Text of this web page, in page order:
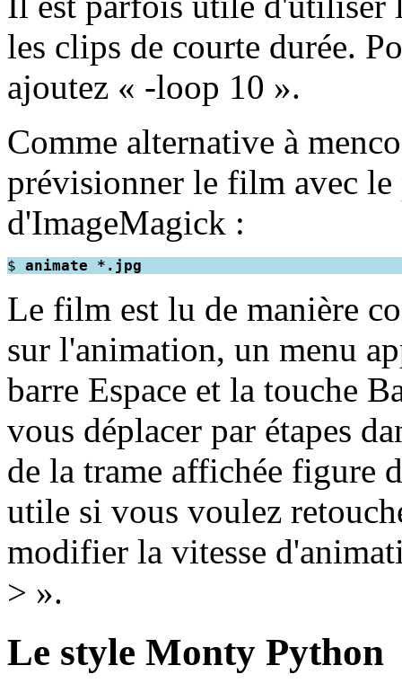
les clips de courte durée.
ajoutez « -loop 10 ».
Comme alternative à
prévisionner le film avec
d'ImageMagick :
$ animate *.jpg
Le film est lu de manière
sur l'animation, un menu
barre Espace et la touche
vous déplacer par étapes
de la trame affichée figure
utile si vous voulez
modifier la vitesse
> ».
Le style Monty Python